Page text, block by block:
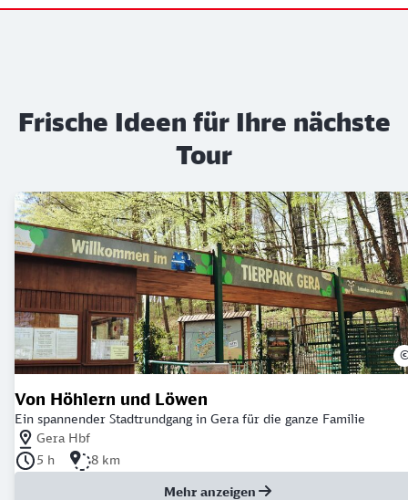
Frische Ideen für Ihre nächste
Tour
Von Höhlern und Löwen
Ein spannender Stadtrundgang in Gera für die ganze Familie
Nächstgelegener Bahnhof: Gera Hbf
Gera Hbf
Dauer der Tour: 5 Stunden
5 h Länge der Tour: 8 Kilometer
8 km
Mehr anzeigen